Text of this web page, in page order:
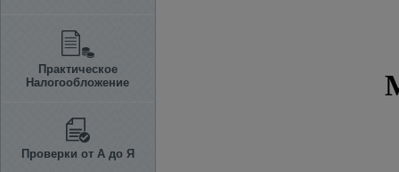
Практическое
Налогообложение
Проверки от А до Я